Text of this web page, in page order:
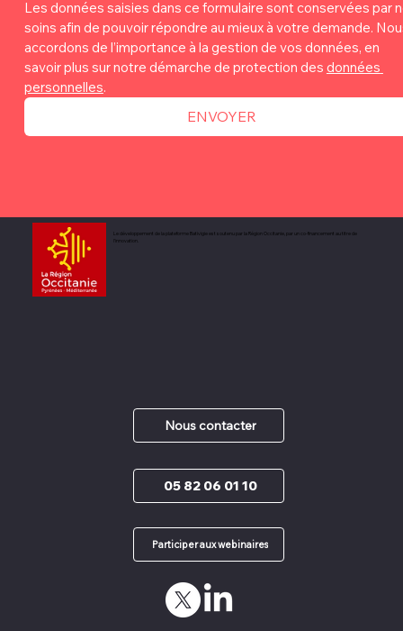
Les données saisies dans ce formulaire sont conservées par
soins afin de pouvoir répondre au mieux à votre demande.
accordons de l’importance à la gestion de vos données, en
savoir plus sur notre démarche de protection des données
personnelles.
ENVOYER
Participer aux webinaires
Nous contacter
05 82 06 01 10
Le développement de la plateforme Bativigie est soutenu par la Région Occitanie, par un co-financement au titre de
l’innovation.